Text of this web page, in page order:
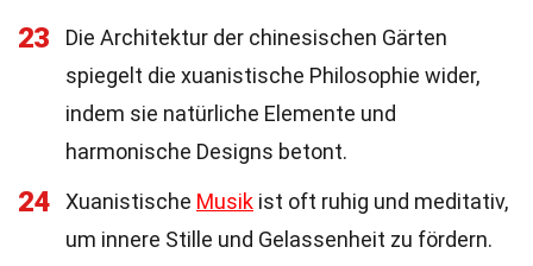
23
Die Architektur der chinesischen Gärten
spiegelt die xuanistische Philosophie wider,
indem sie natürliche Elemente und
harmonische Designs betont.
24 Xuanistische Musik ist oft ruhig und meditativ,
um innere Stille und Gelassenheit zu fördern.